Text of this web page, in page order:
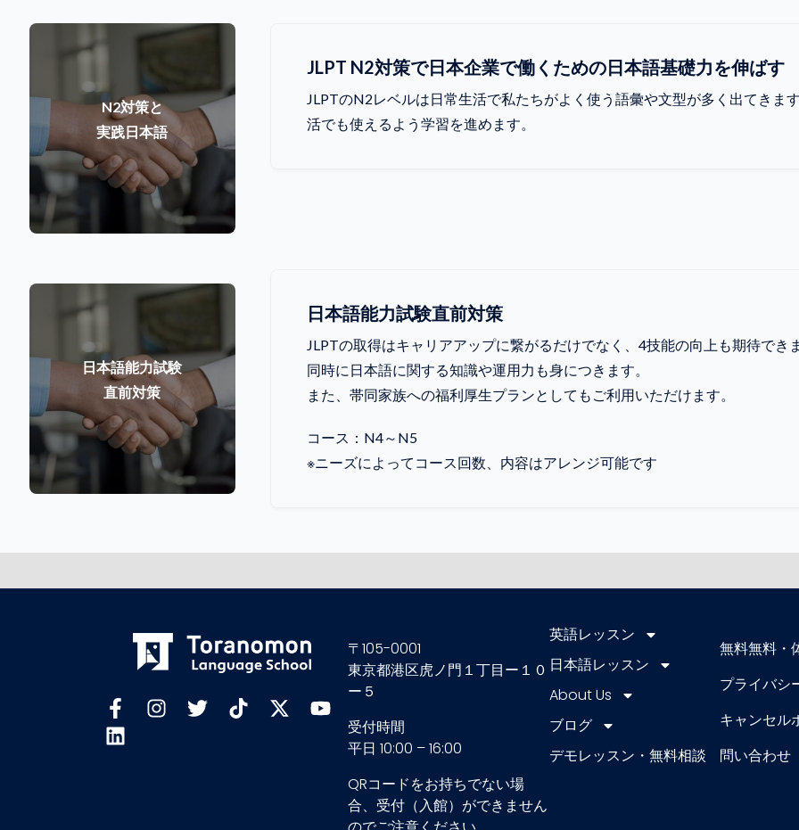
N2対策と
実践日本語
JLPT N2対策で日本企業で働くための日本語基礎力を伸ばす
JLPTのN2レベルは日常生活で私たちがよく使う語彙や文型が多く出てきま
活でも使えるよう学習を進めます。
日本語能力試験
直前対策
日本語能力試験直前対策
JLPTの取得はキャリアアップに繋がるだけでなく、4技能の向上も期待できま
同時に日本語に関する知識や運用力も身につきます。
また、帯同家族への福利厚生プランとしてもご利用いただけます。
コース：N4～N5
※ニーズによってコース回数、内容はアレンジ可能です
〒105-0001
東京都港区虎ノ門１丁目ー１０
ー５
受付時間
平日 10:00 – 16:00
QRコードをお持ちでない場
合、受付（入館）ができません
英語レッスン
日本語レッスン
About Us
ブログ
デモレッスン・無料相談
無料無料・
プライバシ
キャンセル
問い合わせ